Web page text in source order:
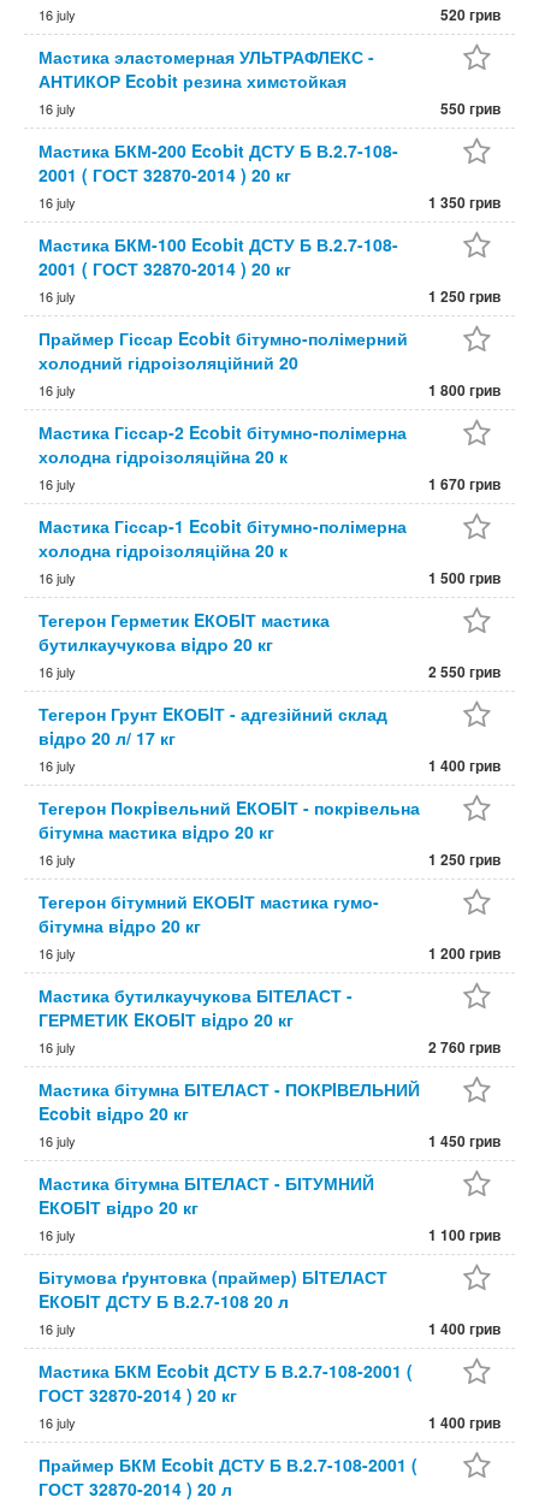
16 july 520 грив
Мастика эластомерная УЛЬТРАФЛЕКС -
АНТИКОР Ecobit резина химстойкая
16 july 550 грив
Мастика БКМ-200 Ecobit ДСТУ Б В.2.7-108-
2001 ( ГОСТ 32870-2014 ) 20 кг
16 july 1 350 грив
Мастика БКМ-100 Ecobit ДСТУ Б В.2.7-108-
2001 ( ГОСТ 32870-2014 ) 20 кг
16 july 1 250 грив
Праймер Гіссар Ecobit бітумно-полімерний
холодний гідроізоляційний 20
16 july 1 800 грив
Мастика Гіссар-2 Ecobit бітумно-полімерна
холодна гідроізоляційна 20 к
16 july 1 670 грив
Мастика Гіссар-1 Ecobit бітумно-полімерна
холодна гідроізоляційна 20 к
16 july 1 500 грив
Тегерон Герметик EКОБIТ мастика
бутилкаучукова вiдро 20 кг
16 july 2 550 грив
Тегерон Грунт EКОБIТ - адгезійний склад
вiдро 20 л/ 17 кг
16 july 1 400 грив
Тегерон Покрiвельний EКОБIТ - покрівельна
бітумна мастика вiдро 20 кг
16 july 1 250 грив
Тегерон бітумний ЕКОБIТ мастика гумо-
бітумна вiдро 20 кг
16 july 1 200 грив
Мастика бутилкаучукова БІТЕЛАСТ -
ГЕРМЕТИК EКОБIТ вiдро 20 кг
16 july 2 760 грив
Мастика бітумна БІТЕЛАСТ - ПОКРIВЕЛЬНИЙ
Ecobit вiдро 20 кг
16 july 1 450 грив
Мастика бітумна БІТЕЛАСТ - БІТУМНИЙ
EКОБIТ вiдро 20 кг
16 july 1 100 грив
Бітумова ґрунтовка (праймер) БIТЕЛАСТ
EКОБIТ ДСТУ Б В.2.7-108 20 л
16 july 1 400 грив
Мастика БКМ Ecobit ДСТУ Б В.2.7-108-2001 (
ГОСТ 32870-2014 ) 20 кг
16 july 1 400 грив
Праймер БКМ Ecobit ДСТУ Б В.2.7-108-2001 (
ГОСТ 32870-2014 ) 20 л